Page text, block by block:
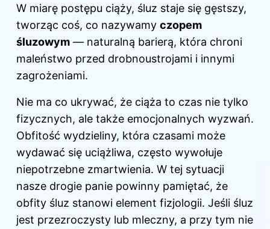
W miarę postępu ciąży, śluz staje się gęstszy,
tworząc coś, co nazywamy czopem
śluzowym — naturalną barierą, która chroni
maleństwo przed drobnoustrojami i innymi
zagrożeniami.
Nie ma co ukrywać, że ciąża to czas nie tylko
fizycznych, ale także emocjonalnych wyzwań.
Obfitość wydzieliny, która czasami może
wydawać się uciążliwa, często wywołuje
niepotrzebne zmartwienia. W tej sytuacji
nasze drogie panie powinny pamiętać, że
obfity śluz stanowi element fizjologii. Jeśli śluz
jest przezroczysty lub mleczny, a przy tym nie